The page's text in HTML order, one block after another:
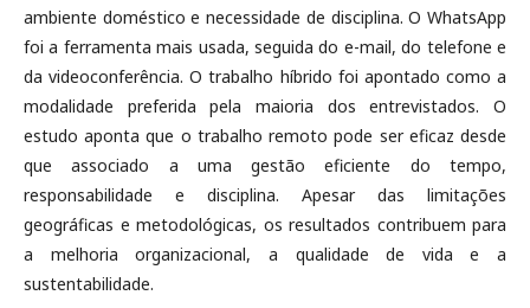
ambiente doméstico e necessidade de disciplina. O WhatsApp
foi a ferramenta mais usada, seguida do e-mail, do telefone e
da videoconferência. O trabalho híbrido foi apontado como a
modalidade preferida pela maioria dos entrevistados. O
estudo aponta que o trabalho remoto pode ser eficaz desde
que associado a uma gestão eficiente do tempo,
responsabilidade e disciplina. Apesar das limitações
geográficas e metodológicas, os resultados contribuem para
a melhoria organizacional, a qualidade de vida e a
sustentabilidade.